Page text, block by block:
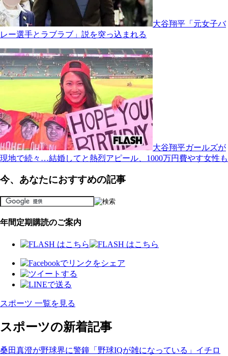
大谷翔平「元女子バ
レー選手とラブラブ」説を突っ込まれる
大谷翔平ガールズが
現地で続々…結婚してと熱烈アピール、1000万円費やす女性も
今、あなたにおすすめの記事
年間定期購読のご案内
スポーツ 一覧を見る
スポーツの新着記事
桑田真澄が野球界に警鐘「野球IQが雑になっている」イチロ